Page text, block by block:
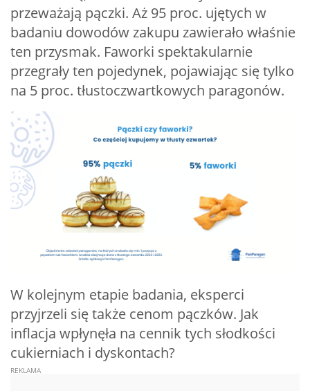
przeważają pączki. Aż 95 proc. ujętych w
badaniu dowodów zakupu zawierało właśnie
ten przysmak. Faworki spektakularnie
przegrały ten pojedynek, pojawiając się tylko
na 5 proc. tłustoczwartkowych paragonów.
W kolejnym etapie badania, eksperci
przyjrzeli się także cenom pączków. Jak
inflacja wpłynęła na cennik tych słodkości
cukierniach i dyskontach?